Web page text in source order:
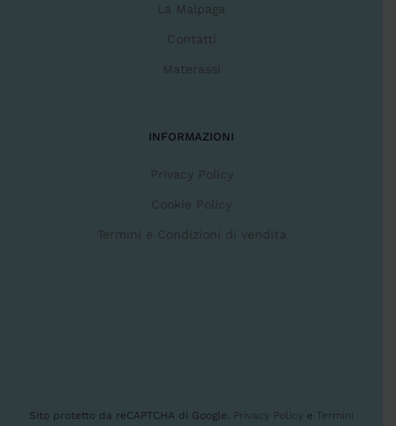
La Malpaga
Contatti
Materassi
INFORMAZIONI
Privacy Policy
Cookie Policy
Termini e Condizioni di vendita
Sito protetto da reCAPTCHA di Google. Privacy Policy e Termini